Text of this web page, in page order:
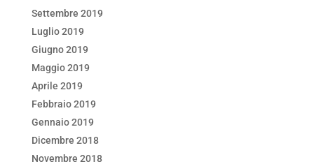
Settembre 2019
Luglio 2019
Giugno 2019
Maggio 2019
Aprile 2019
Febbraio 2019
Gennaio 2019
Dicembre 2018
Novembre 2018